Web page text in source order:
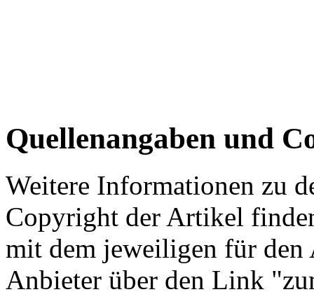
Quellenangaben und
Weitere Informationen zu
Copyright der Artikel
mit dem jeweiligen für
Anbieter über den Link